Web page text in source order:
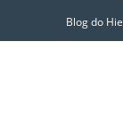
Blog do